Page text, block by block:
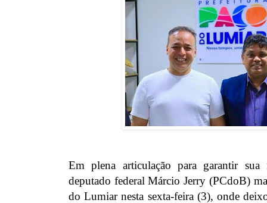
Em plena articulação para garantir
deputado federal Márcio Jerry (PCdoB)
do Lumiar nesta sexta-feira (3), onde